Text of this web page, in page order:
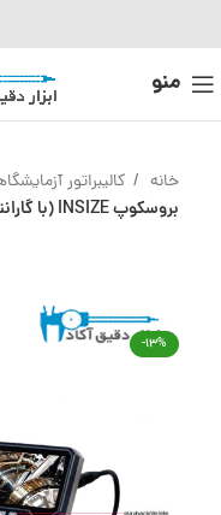
منو
خانه کالیبراتور
بروسکوپ INSIZE (با گارانتی رسمی شرکت اینسایز) مدل ISV-E40
-13%